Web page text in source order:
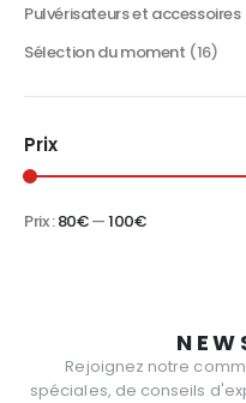
Pulvérisateurs et accessoires
Sélection du moment (16)
Prix
Prix :80€—100€
Rejoignez notre
spéciales, de conseils